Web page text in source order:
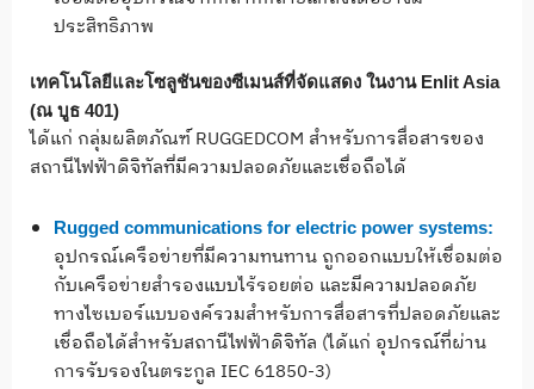
ประสิทธิภาพ
เทคโนโลยีและโซลูชันของซีเมนส์ที่จัดแสดง ในงาน Enlit Asia
(ณ บูธ 401)
ได้แก่ กลุ่มผลิตภัณฑ์ RUGGEDCOM สำหรับการสื่อสารของ
สถานีไฟฟ้าดิจิทัลที่มีความปลอดภัยและเชื่อถือได้
Rugged communications for electric power systems:
อุปกรณ์เครือข่ายที่มีความทนทาน ถูกออกแบบให้เชื่อมต่อ
กับเครือข่ายสำรองแบบไร้รอยต่อ และมีความปลอดภัย
ทางไซเบอร์แบบองค์รวมสำหรับการสื่อสารที่ปลอดภัยและ
เชื่อถือได้สำหรับสถานีไฟฟ้าดิจิทัล (ได้แก่ อุปกรณ์ที่ผ่าน
การรับรองในตระกูล IEC 61850-3)